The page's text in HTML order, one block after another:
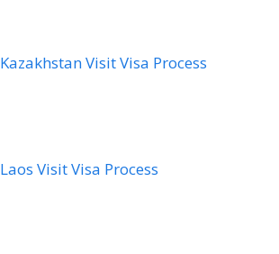
Kazakhstan Visit Visa Process
Laos Visit Visa Process